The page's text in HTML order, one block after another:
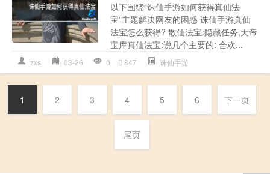
以下围绕“诛仙手游如何获得真仙法
宝”主题解决网友的困惑 诛仙手游真仙
法宝怎么获得? 散仙法宝:隐藏任务,天帝
宝库真仙法宝:说几个主要的: 合欢...
zxs 03-26 0 847 诛仙手游
1 2 3 4 5 6 下一页
尾页